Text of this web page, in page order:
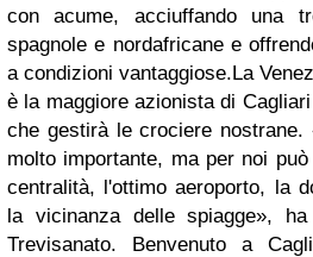
con acume, acciuffando una
spagnole e nordafricane e
a condizioni vantaggiose.La
è la maggiore azionista di
che gestirà le crociere
molto importante, ma per noi
centralità, l'ottimo aeroporto, la
la vicinanza delle spiagge»,
Trevisanato. Benvenuto a